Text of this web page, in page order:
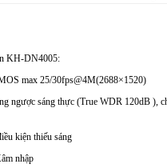
KH-DN4005:
max 25/30fps@4M(2688×1520)
ngược sáng thực (True WDR 120dB ),
kiện thiếu sáng
nhập